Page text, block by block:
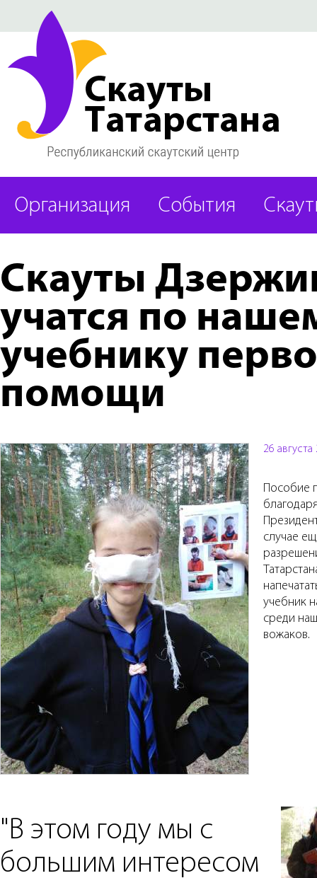
Организация События
Скауты
учатся по
учебнику
помощи
26 августа
Пособие
случае
учебник
среди
вожаков.
"В этом году мы с
большим интересом